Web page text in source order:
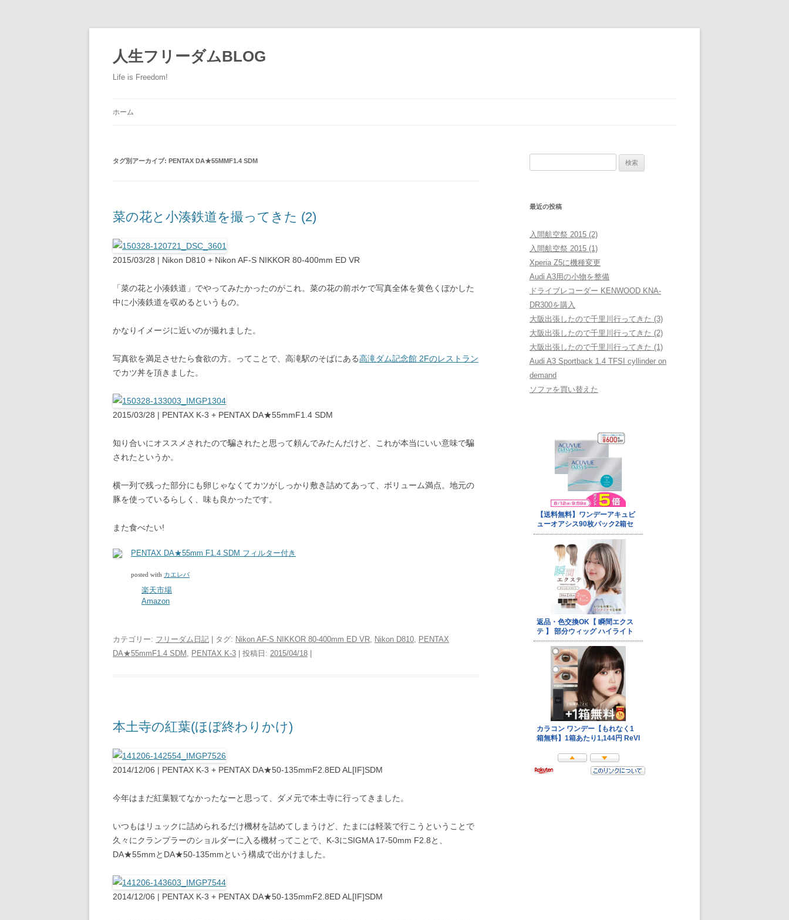
人生フリーダムBLOG
Life is Freedom!
ホーム
タグ別アーカイブ: PENTAX DA★55MMF1.4 SDM
菜の花と小湊鉄道を撮ってきた (2)
2015/03/28 | Nikon D810 + Nikon AF-S NIKKOR 80-400mm ED VR
「菜の花と小湊鉄道」でやってみたかったのがこれ。菜の花の前ボケで写真全体を黄色くぼかした
中に小湊鉄道を収めるというもの。
かなりイメージに近いのが撮れました。
写真欲を満足させたら食欲の方。ってことで、高滝駅のそばにある高滝ダム記念館 2Fのレストラン
でカツ丼を頂きました。
2015/03/28 | PENTAX K-3 + PENTAX DA★55mmF1.4 SDM
知り合いにオススメされたので騙されたと思って頼んでみたんだけど、これが本当にいい意味で騙
されたというか。
横一列で残った部分にも卵じゃなくてカツがしっかり敷き詰めてあって、ボリューム満点。地元の
豚を使っているらしく、味も良かったです。
また食べたい!
PENTAX DA★55mm F1.4 SDM フィルター付き
posted with カエレバ
楽天市場
Amazon
カテゴリー: フリーダム日記 | タグ: Nikon AF-S NIKKOR 80-400mm ED VR, Nikon D810, PENTAX
DA★55mmF1.4 SDM , PENTAX K-3 | 投稿日: 2015/04/18
本土寺の紅葉(ほぼ終わりかけ)
2014/12/06 | PENTAX K-3 + PENTAX DA★50-135mmF2.8ED AL[IF]SDM
今年はまだ紅葉観てなかったなーと思って、ダメ元で本土寺に行ってきました。
いつもはリュックに詰められるだけ機材を詰めてしまうけど、たまには軽装で行こうということで
久々にクランプラーのショルダーに入る機材ってことで、K-3にSIGMA 17-50mm F2.8と、
DA★55mmとDA★50-135mmという構成で出かけました。
2014/12/06 | PENTAX K-3 + PENTAX DA★50-135mmF2.8ED AL[IF]SDM
最近の投稿
入間航空祭 2015 (2)
入間航空祭 2015 (1)
Xperia Z5に機種変更
Audi A3用の小物を整備
ドライブレコーダー KENWOOD KNA-
DR300を購入
大阪出張したので千里川行ってきた (3)
大阪出張したので千里川行ってきた (2)
大阪出張したので千里川行ってきた (1)
Audi A3 Sportback 1.4 TFSI cyllinder on
demand
ソファを買い替えた